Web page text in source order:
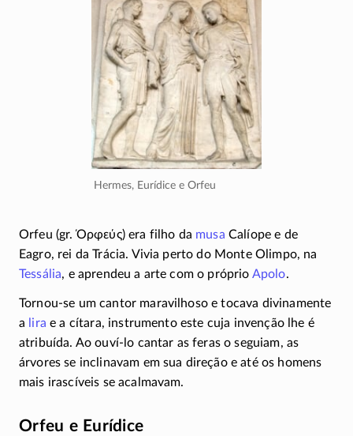
Hermes, Eurídice e Orfeu
Orfeu (gr.Όρφεύς) era filho da musa Calíope e de
Eagro, rei da Trácia. Vivia perto do Monte Olimpo, na
Tessália, e aprendeu a arte com o próprio Apolo.
Tornou-se um cantor maravilhoso e tocava divinamente
a
lira e a cítara, instrumento este cuja invenção lhe é
atribuída. Aoouví-lo cantar as feras o seguiam, as
árvores se inclinavam em sua direção e até os homens
mais irascíveis se acalmavam.
Orfeu e Eurídice